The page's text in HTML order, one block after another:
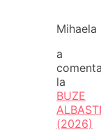
Mihaela
a
la
BUZE
(2026)